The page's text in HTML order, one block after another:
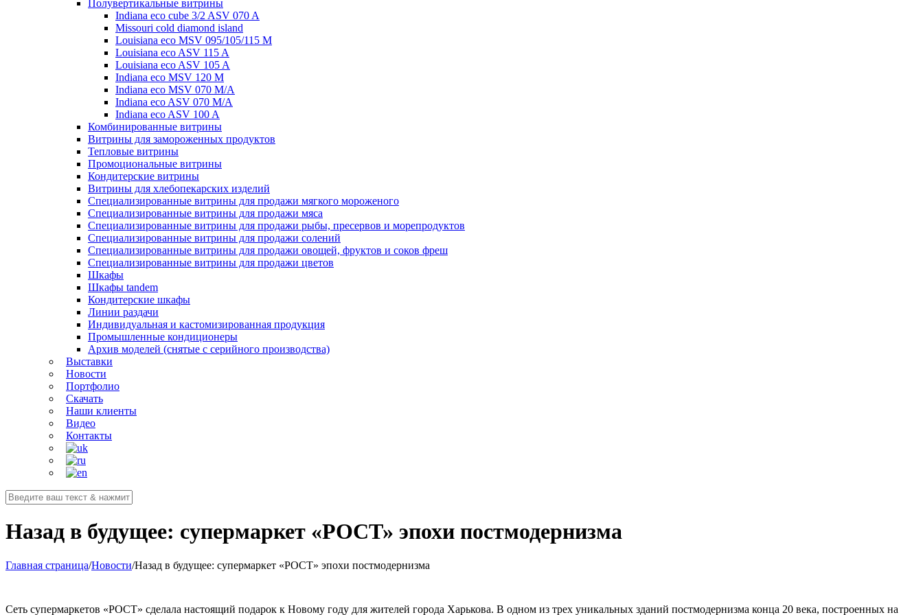
Полувертикальные витрины
Indiana eco cube 3/2 ASV 070 A
Missouri cold diamond island
Louisiana eco MSV 095/105/115 M
Louisiana eco ASV 115 A
Louisiana eco ASV 105 A
Indiana eco MSV 120 M
Indiana eco MSV 070 M/A
Indiana eco ASV 070 M/A
Indiana eco ASV 100 A
Комбинированные витрины
Витрины для замороженных продуктов
Тепловые витрины
Промоциональные витрины
Кондитерские витрины
Витрины для хлебопекарских изделий
Специализированные витрины для продажи мягкого мороженого
Специализированные витрины для продажи мяса
Специализированные витрины для продажи рыбы, пресервов и морепродуктов
Специализированные витрины для продажи солений
Специализированные витрины для продажи овощей, фруктов и соков фреш
Специализированные витрины для продажи цветов
Шкафы
Шкафы tandem
Кондитерские шкафы
Линии раздачи
Индивидуальная и кастомизированная продукция
Промышленные кондиционеры
Архив моделей (снятые с серийного производства)
Выставки
Новости
Портфолио
Скачать
Наши клиенты
Видео
Контакты
Назад в будущее: супермаркет «РОСТ» эпохи постмодернизма
Главная страница/Новости/Назад в будущее: супермаркет «РОСТ» эпохи постмодернизма
Сеть супермаркетов «РОСТ» сделала настоящий подарок к Новому году для жителей города Харькова. В одном из трех уникальных зданий постмодернизма конца 20 века, построенных на